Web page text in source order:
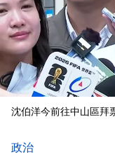
沈伯洋今前往中山區拜
政治